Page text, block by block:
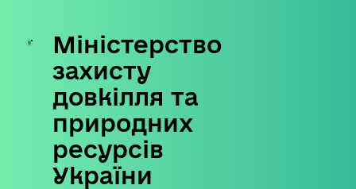
Skip
content
Міністерство
захисту
довкілля та
природних
ресурсів
України